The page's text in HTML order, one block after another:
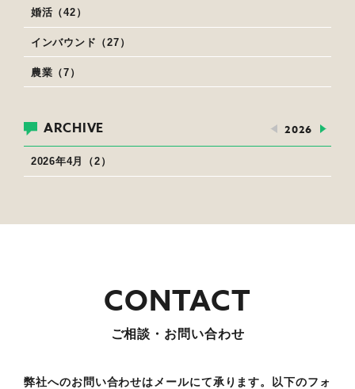
婚活（42）
インバウンド（27）
農業（7）
ARCHIVE 2026
2026年4月（2）
ご相談・お問い合わせ
弊社へのお問い合わせはメールにて承ります。以下のフォ